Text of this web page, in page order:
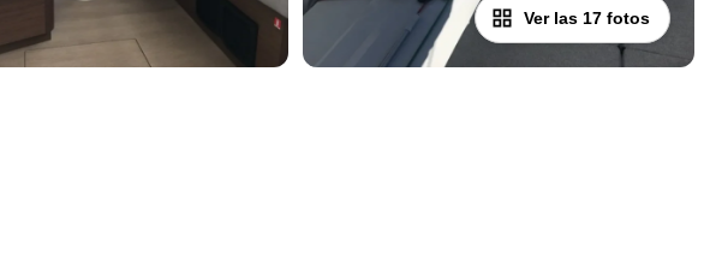
Ver las 17 fotos